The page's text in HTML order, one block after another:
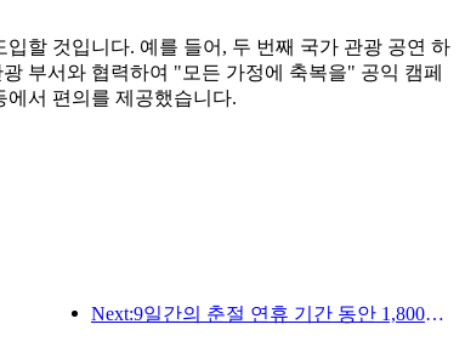
할 것입니다. 예를 들어, 두 번째 국가 관광 공연 하
부서와 협력하여 "모든 가정에 축복을" 공익 캠페
서 편의를 제공했습니다.
Next:9일간의 춘절 연휴 기간 동안 1,800만 명 이상이 국내외를 왕래할 것으로 예상됩니다.